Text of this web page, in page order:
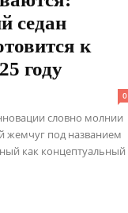
седан
к
году
0
словно молнии
жемчуг под названием
как концептуальный